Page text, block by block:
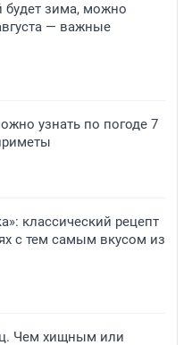
будет зима, можно
— важные
узнать по погоде 7
классический рецепт
с тем самым вкусом из
Чем хищным или